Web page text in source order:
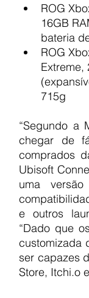
ROG
16GB
bateria
ROG
Extreme,
715g
“Segundo a
chegar de
comprados
Ubisoft
uma
e outros
“Dado que
customizada
ser capazes
Store, Itchi.o